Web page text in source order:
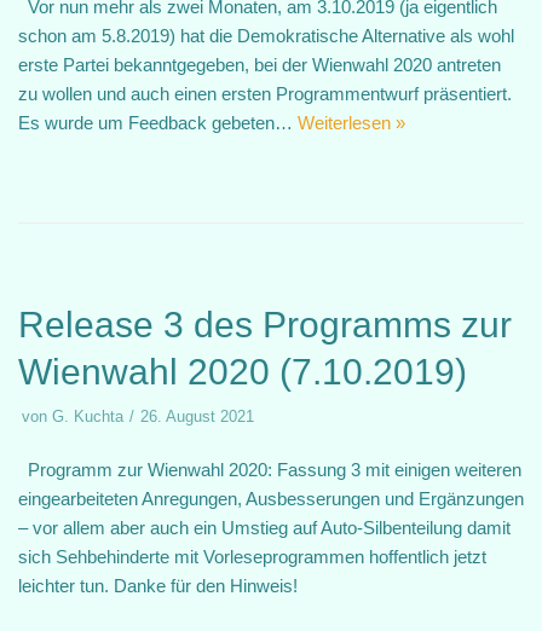
Vor nun mehr als zwei Monaten, am 3.10.2019 (ja eigentlich
schon am 5.8.2019) hat die Demokratische Alternative als wohl
erste Partei bekanntgegeben, bei der Wienwahl 2020 antreten
zu wollen und auch einen ersten Programmentwurf präsentiert.
Es wurde um Feedback gebeten… Weiterlesen »
Release 3 des Programms zur
Wienwahl 2020 (7.10.2019)
von G. Kuchta 26. August 2021
Programm zur Wienwahl 2020: Fassung 3 mit einigen weiteren
eingearbeiteten Anregungen, Ausbesserungen und Ergänzungen
– vor allem aber auch ein Umstieg auf Auto-Silbenteilung damit
sich Sehbehinderte mit Vorleseprogrammen hoffentlich jetzt
leichter tun. Danke für den Hinweis!